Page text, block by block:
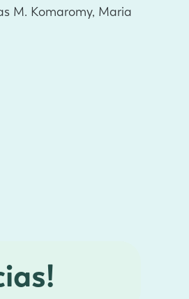
M. Komaromy, Maria